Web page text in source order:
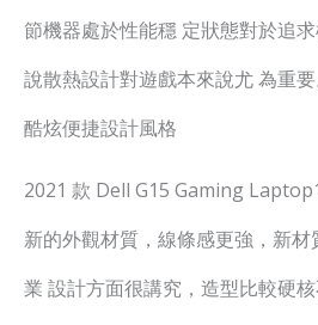
節機器處於性能穩 定狀態對於追
說散熱設計對遊戲本來說尤 為重要
酷炫便捷設計風格
2021 款 Dell G15 Gaming
新的外觀材質，線條感更強，新
業 設計方面很講究，造型比較硬